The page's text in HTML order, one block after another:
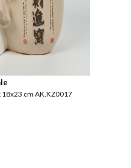
cm AK.KZ0017